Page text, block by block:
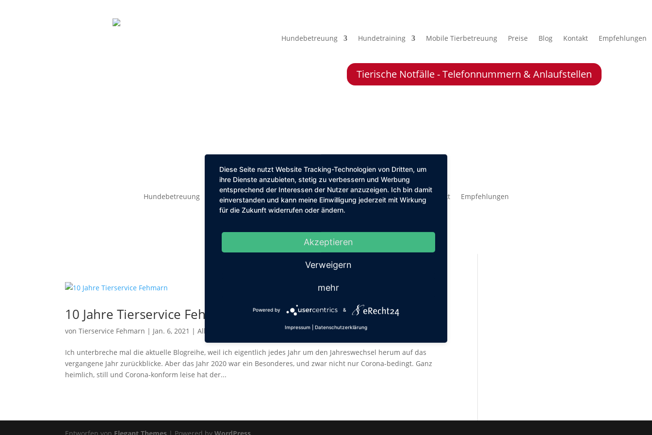
Hundebetreuung Hundetraining Mobile Tierbetreuung Preise Blog Kontakt Empfehlungen
Tierische Notfälle - Telefonnummern & Anlaufstellen
Hundebetreuung Hundetraining Mobile Tierbetreuung Preise Blog Kontakt Empfehlungen
10 Jahre Tierservice Fehmarn
vonTierservice Fehmarn | Jan. 6, 2021 |Allgemein
Ich unterbreche mal die aktuelle Blogreihe, weil ich eigentlich jedes Jahr um den Jahreswechsel herum auf das
vergangene Jahr zurückblicke. Aber das Jahr 2020 war ein Besonderes, und zwar nicht nur Corona-bedingt. Ganz
heimlich, still und Corona-konform leise hat der...
Diese Seite nutzt Website Tracking-Technologien von Dritten, um
ihre Dienste anzubieten, stetig zu verbessern und Werbung
entsprechend der Interessen der Nutzer anzuzeigen. Ich bin damit
einverstanden und kann meine Einwilligung jederzeit mit Wirkung
für die Zukunft widerrufen oder ändern.
Akzeptieren
Verweigern
mehr
Powered by &
Impressum Datenschutzerklärung